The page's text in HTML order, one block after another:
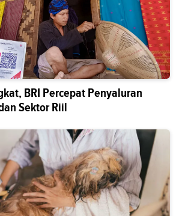
BRI Percepat Penyaluran
Sektor Riil